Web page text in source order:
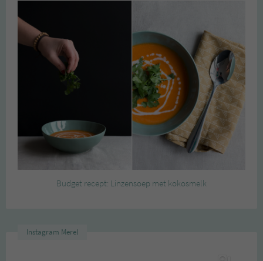
Budget recept: Linzensoep met kokosmelk
Instagram Merel